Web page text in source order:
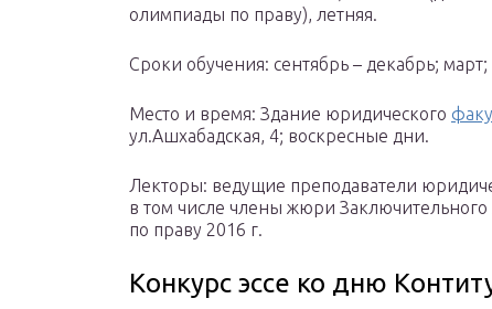
олимпиады по праву), летняя.
Сроки обучения: сентябрь – декабрь;
Место и время: Здание юридического
ул.Ашхабадская, 4; воскресные дни.
Лекторы: ведущие преподаватели
в том числе члены жюри
по праву 2016 г.
Конкурс эссе ко дню